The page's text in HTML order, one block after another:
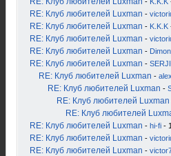
RE: Клуб любителей Luxman -
RE: Клуб любителей Luxman - K.K.K
RE: Клуб любителей Luxman -
RE: Клуб любителей Luxman -
RE: Клуб любителей Luxman -
RE: Клуб любителей Luxman -
RE: Клуб любителей Luxman -
RE: Клуб любителей Luxman
RE: Клуб любителей
RE: Клуб любителей Luxman - hi-fi -
RE: Клуб любителей Luxman -
RE: Клуб любителей Luxman -